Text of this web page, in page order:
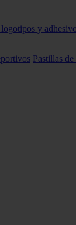
logotipos y
Pastillas